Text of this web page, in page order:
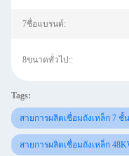
7ชื่อแบรนด์:
8ขนาดทั่วไป::
Tags:
สายการผลิตเชื่อมถังเหล็ก 7 ชั้น
สายการผลิตเชื่อมถังเหล็ก